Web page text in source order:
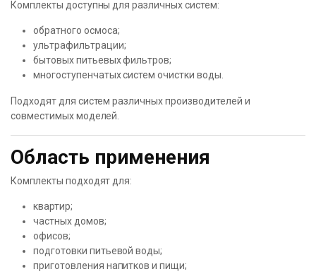
Комплекты доступны для различных систем:
обратного осмоса;
ультрафильтрации;
бытовых питьевых фильтров;
многоступенчатых систем очистки воды.
Подходят для систем различных производителей и
совместимых моделей.
Область применения
Комплекты подходят для:
квартир;
частных домов;
офисов;
подготовки питьевой воды;
приготовления напитков и пищи;